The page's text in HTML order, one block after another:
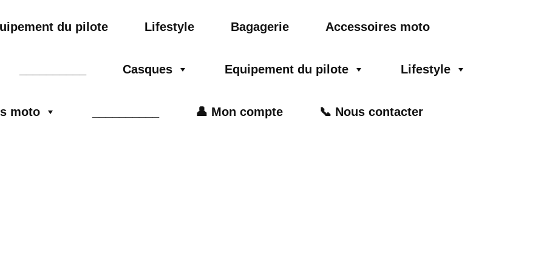
du pilote Lifestyle Bagagerie Accessoires moto
Casques Equipement du pilote Lifestyle
moto 👤 Mon compte 📞 Nous contacter